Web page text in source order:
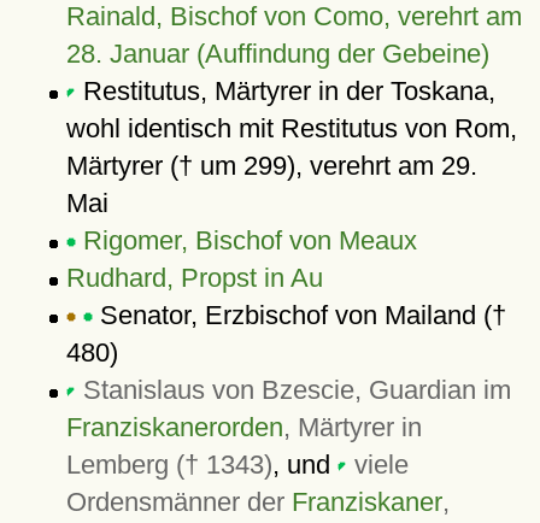
Rainald, Bischof von Como, verehrt am
28. Januar (Auffindung der Gebeine)
Restitutus, Märtyrer in der Toskana,
wohl identisch mit Restitutus von Rom,
Märtyrer († um 299), verehrt am 29.
Mai
Rigomer, Bischof von Meaux
Rudhard, Propst in Au
Senator, Erzbischof von Mailand (†
480)
Stanislaus von Bzescie, Guardian im
Franziskanerorden, Märtyrer in
Lemberg († 1343), und
viele
Ordensmänner der Franziskaner,